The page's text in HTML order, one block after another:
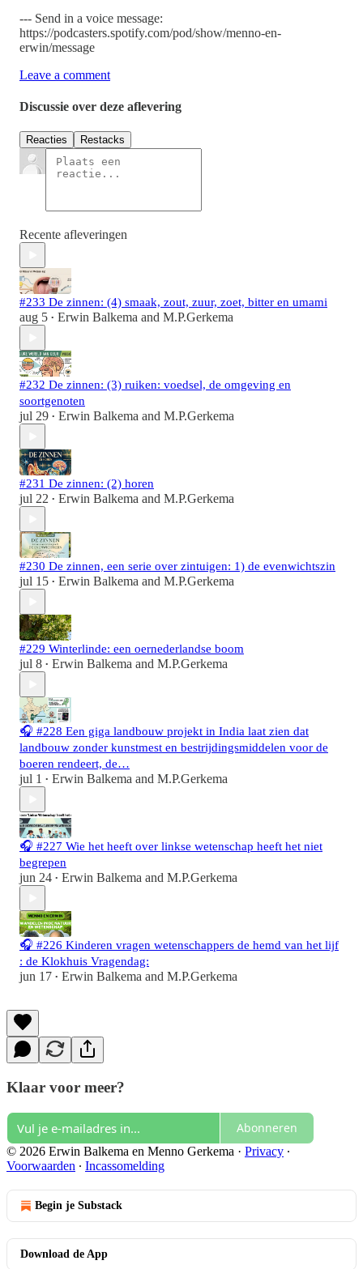
--- Send in a voice message:
https://podcasters.spotify.com/pod/show/menno-en-
erwin/message
Leave a comment
Discussie over deze aflevering
Reacties Restacks
Recente afleveringen
#233 De zinnen: (4) smaak, zout, zuur, zoet, bitter en umami
aug 5 • Erwin Balkema and M.P.Gerkema
#232 De zinnen: (3) ruiken: voedsel, de omgeving en
soortgenoten
jul 29 • Erwin Balkema and M.P.Gerkema
#231 De zinnen: (2) horen
jul 22 • Erwin Balkema and M.P.Gerkema
#230 De zinnen, een serie over zintuigen: 1) de evenwichtszin
jul 15 • Erwin Balkema and M.P.Gerkema
#229 Winterlinde: een oernederlandse boom
jul 8 • Erwin Balkema and M.P.Gerkema
🎧 #228 Een giga landbouw projekt in India laat zien dat
landbouw zonder kunstmest en bestrijdingsmiddelen voor de
boeren rendeert, de…
jul 1 • Erwin Balkema and M.P.Gerkema
🎧 #227 Wie het heeft over linkse wetenschap heeft het niet
begrepen
jun 24 • Erwin Balkema and M.P.Gerkema
🎧 #226 Kinderen vragen wetenschappers de hemd van het lijf
: de Klokhuis Vragendag:
jun 17 • Erwin Balkema and M.P.Gerkema
Klaar voor meer?
Abonneren
© 2026 Erwin Balkema en Menno Gerkema · Privacy ∙
Voorwaarden ∙ Incassomelding
Begin je Substack
Download de App